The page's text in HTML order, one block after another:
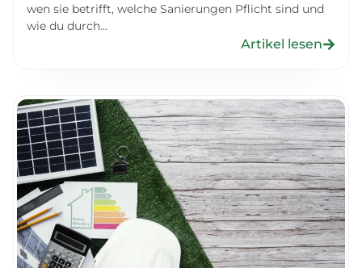
wen sie betrifft, welche Sanierungen Pflicht sind und
wie du durch...
Artikel lesen